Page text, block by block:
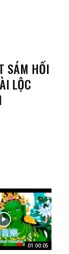
SÁM HỐI
LỘC
01:00:05